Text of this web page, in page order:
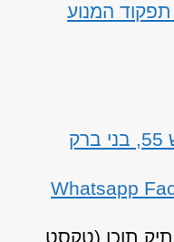
המנוע
Whatsapp
תוכן (טקסט